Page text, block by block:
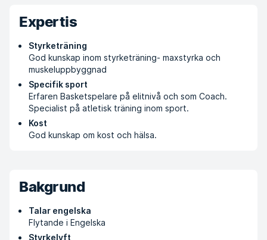
Expertis
Styrketräning
God kunskap inom styrketräning- maxstyrka och
muskeluppbyggnad
Specifik sport
Erfaren Basketspelare på elitnivå och som Coach.
Specialist på atletisk träning inom sport.
Kost
God kunskap om kost och hälsa.
Bakgrund
Talar engelska
Flytande i Engelska
Styrkelyft